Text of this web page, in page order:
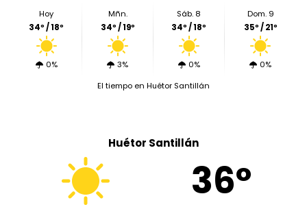
Hoy
34º / 18º
0%
Mñn.
34º / 19º
3%
Sáb. 8
34º / 18º
0%
Dom. 9
35º / 21º
0%
El tiempo en Huétor Santillán
Huétor Santillán
36º